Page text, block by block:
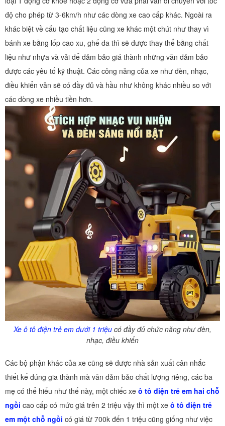
độ cho phép từ 3-6km/h như các dòng xe cao cấp khác. Ngoài ra
khác biệt về cấu tạo chất liệu cũng xe khác một chút như thay vì
bánh xe bằng lốp cao xu, ghế da thì sẽ được thay thể bằng chất
liệu như nhựa và vải để đảm bảo giá thành những vẫn đảm bảo
được các yêu tố kỹ thuật. Các công năng của xe như đèn, nhạc,
điều khiển vẫn sẽ có đầy đủ và hầu như không khác nhiều so với
các dòng xe nhiều tiền hơn.
Xe ô tô điện trẻ em dưới 1 triệu có đầy đủ chức năng như đèn,
nhạc, điều khiển
Các bộ phận khác của xe cũng sẽ được nhà sản xuất cân nhắc
thiết kế đúng gia thành mà vẫn đảm bảo chất lượng riêng, các ba
mẹ có thể hiểu như thế này, một chiếc xe ô tô điện trẻ em hai chỗ
ngồi cao cấp có mức giá trên 2 triệu vậy thì một xe ô tô điện trẻ
em một chỗ ngồi có giá từ 700k đến 1 triệu cũng giống như việc